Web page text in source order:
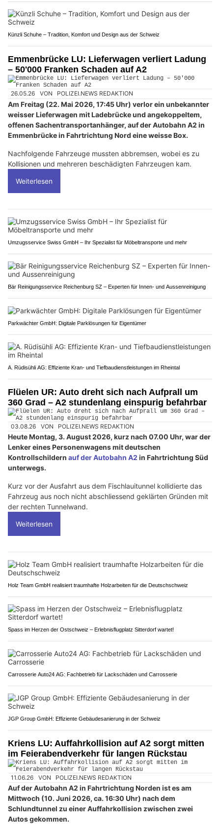
Künzli Schuhe – Tradition, Komfort und Design aus der Schweiz
Emmenbrücke LU: Lieferwagen verliert Ladung
– 50'000 Franken Schaden auf A2
26.05.26 VON POLIZEI.NEWS REDAKTION
Am Freitag (22. Mai 2026, 17:45 Uhr) verlor ein unbekannter
weisser Lieferwagen mit Ladebrücke und angekoppeltem,
offenen Sachentransportanhänger, auf der Autobahn A2 in
Emmenbrücke in Fahrtrichtung Nord eine weisse Box.
Nachfolgende Fahrzeuge mussten abbremsen, wobei es zu
Kollisionen und mehreren beschädigten Fahrzeugen kam.
Weiterlesen
Umzugsservice Swiss GmbH – Ihr Spezialist für Möbeltransporte und mehr
Bär Reinigungsservice Reichenburg SZ – Experten für Innen- und Aussenreinigung
Parkwächter GmbH: Digitale Parklösungen für Eigentümer
A. Rüdisühli AG: Effiziente Kran- und Tiefbaudienstleistungen im Rheintal
Flüelen UR: Auto dreht sich nach Aufprall um
360 Grad – A2 stundenlang einspurig befahrbar
03.08.26 VON POLIZEI.NEWS REDAKTION
Heute Montag, 3. August 2026, kurz nach 07.00 Uhr, war der
Lenker eines Personenwagens mit deutschen
Kontrollschildern auf der Autobahn A2 in Fahrtrichtung Süd
unterwegs.
Kurz vor der Ausfahrt aus dem Fischlauitunnel kollidierte das
Fahrzeug aus noch nicht abschliessend geklärten Gründen mit
der rechten Tunnelwand.
Weiterlesen
Holz Team GmbH realisiert traumhafte Holzarbeiten für die Deutschschweiz
Spass im Herzen der Ostschweiz – Erlebnisflugplatz Sitterdorf wartet!
Carrosserie Auto24 AG: Fachbetrieb für Lackschäden und Carrosserie
JGP Group GmbH: Effiziente Gebäudesanierung in der Schweiz
Kriens LU: Auffahrkollision auf A2 sorgt mitten
im Feierabendverkehr für langen Rückstau
11.06.26 VON POLIZEI.NEWS REDAKTION
Auf der Autobahn A2 in Fahrtrichtung Norden ist es am
Mittwoch (10. Juni 2026, ca. 16:30 Uhr) nach dem
Schlundtunnel zu einer Auffahrkollision zwischen zwei
Autos gekommen.